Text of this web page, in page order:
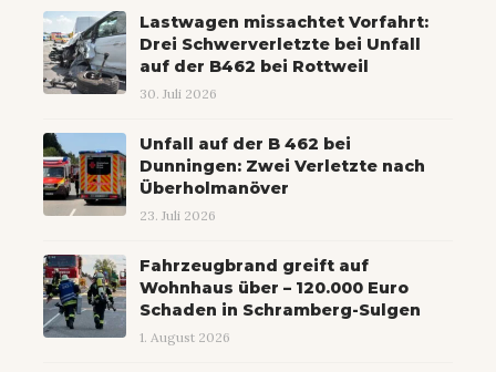
Lastwagen missachtet Vorfahrt:
Drei Schwerverletzte bei Unfall
auf der B462 bei Rottweil
30. Juli 2026
Unfall auf der B 462 bei
Dunningen: Zwei Verletzte nach
Überholmanöver
23. Juli 2026
Fahrzeugbrand greift auf
Wohnhaus über – 120.000 Euro
Schaden in Schramberg-Sulgen
1. August 2026